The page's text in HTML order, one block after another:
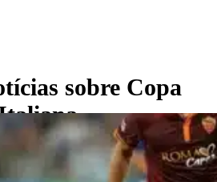
sobre Copa